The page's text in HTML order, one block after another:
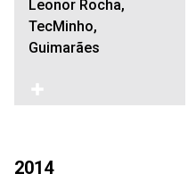
Leonor Rocha,
TecMinho,
Guimarães
2014